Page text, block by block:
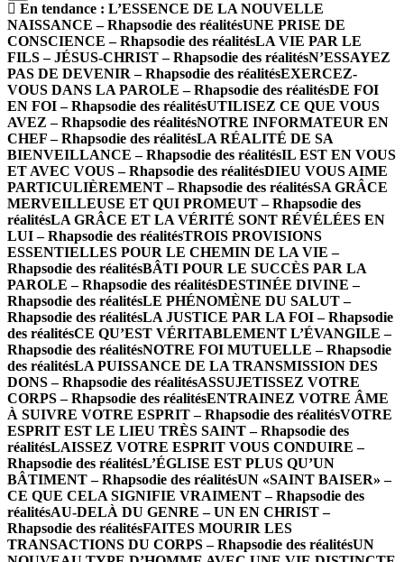
En tendance : L’ESSENCE DE LA NOUVELLE
NAISSANCE – Rhapsodie des réalitésUNE PRISE DE
CONSCIENCE – Rhapsodie des réalitésLA VIE PAR LE
FILS – JÉSUS-CHRIST – Rhapsodie des réalitésN’ESSAYEZ
PAS DE DEVENIR – Rhapsodie des réalitésEXERCEZ-
VOUS DANS LA PAROLE – Rhapsodie des réalitésDE FOI
EN FOI – Rhapsodie des réalitésUTILISEZ CE QUE VOUS
AVEZ – Rhapsodie des réalitésNOTRE INFORMATEUR EN
CHEF – Rhapsodie des réalitésLA RÉALITÉ DE SA
BIENVEILLANCE – Rhapsodie des réalitésIL EST EN VOUS
ET AVEC VOUS – Rhapsodie des réalitésDIEU VOUS AIME
PARTICULIÈREMENT – Rhapsodie des réalitésSA GRÂCE
MERVEILLEUSE ET QUI PROMEUT – Rhapsodie des
réalitésLA GRÂCE ET LA VÉRITÉ SONT RÉVÉLÉES EN
LUI – Rhapsodie des réalitésTROIS PROVISIONS
ESSENTIELLES POUR LE CHEMIN DE LA VIE –
Rhapsodie des réalitésBÂTI POUR LE SUCCÈS PAR LA
PAROLE – Rhapsodie des réalitésDESTINÉE DIVINE –
Rhapsodie des réalitésLE PHÉNOMÈNE DU SALUT –
Rhapsodie des réalitésLA JUSTICE PAR LA FOI – Rhapsodie
des réalitésCE QU’EST VÉRITABLEMENT L’ÉVANGILE –
Rhapsodie des réalitésNOTRE FOI MUTUELLE – Rhapsodie
des réalitésLA PUISSANCE DE LA TRANSMISSION DES
DONS – Rhapsodie des réalitésASSUJETISSEZ VOTRE
CORPS – Rhapsodie des réalitésENTRAINEZ VOTRE ÂME
À SUIVRE VOTRE ESPRIT – Rhapsodie des réalitésVOTRE
ESPRIT EST LE LIEU TRÈS SAINT – Rhapsodie des
réalitésLAISSEZ VOTRE ESPRIT VOUS CONDUIRE –
Rhapsodie des réalitésL’ÉGLISE EST PLUS QU’UN
BÂTIMENT – Rhapsodie des réalitésUN «SAINT BAISER» –
CE QUE CELA SIGNIFIE VRAIMENT – Rhapsodie des
réalitésAU-DELÀ DU GENRE – UN EN CHRIST –
Rhapsodie des réalitésFAITES MOURIR LES
TRANSACTIONS DU CORPS – Rhapsodie des réalitésUN